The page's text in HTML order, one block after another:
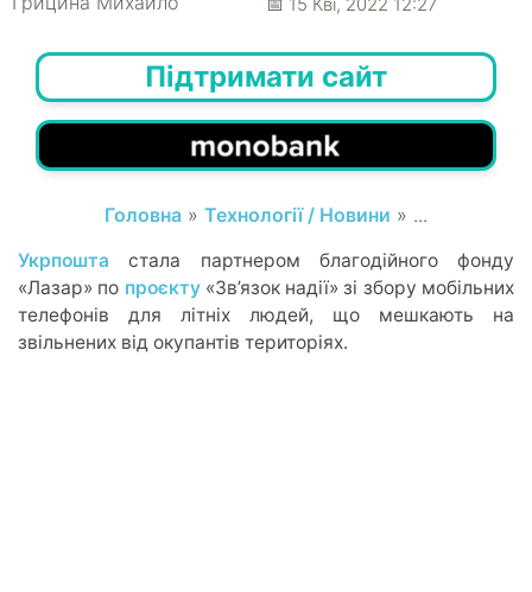
Підтримати сайт
Головна » Технології / Новини » ...
Укрпошта стала партнером благодійного фонду
«Лазар» по проєкту«Зв’язок надії» зі збору мобільних
телефонів для літніх людей, що мешкають на
звільнених від окупантів територіях.